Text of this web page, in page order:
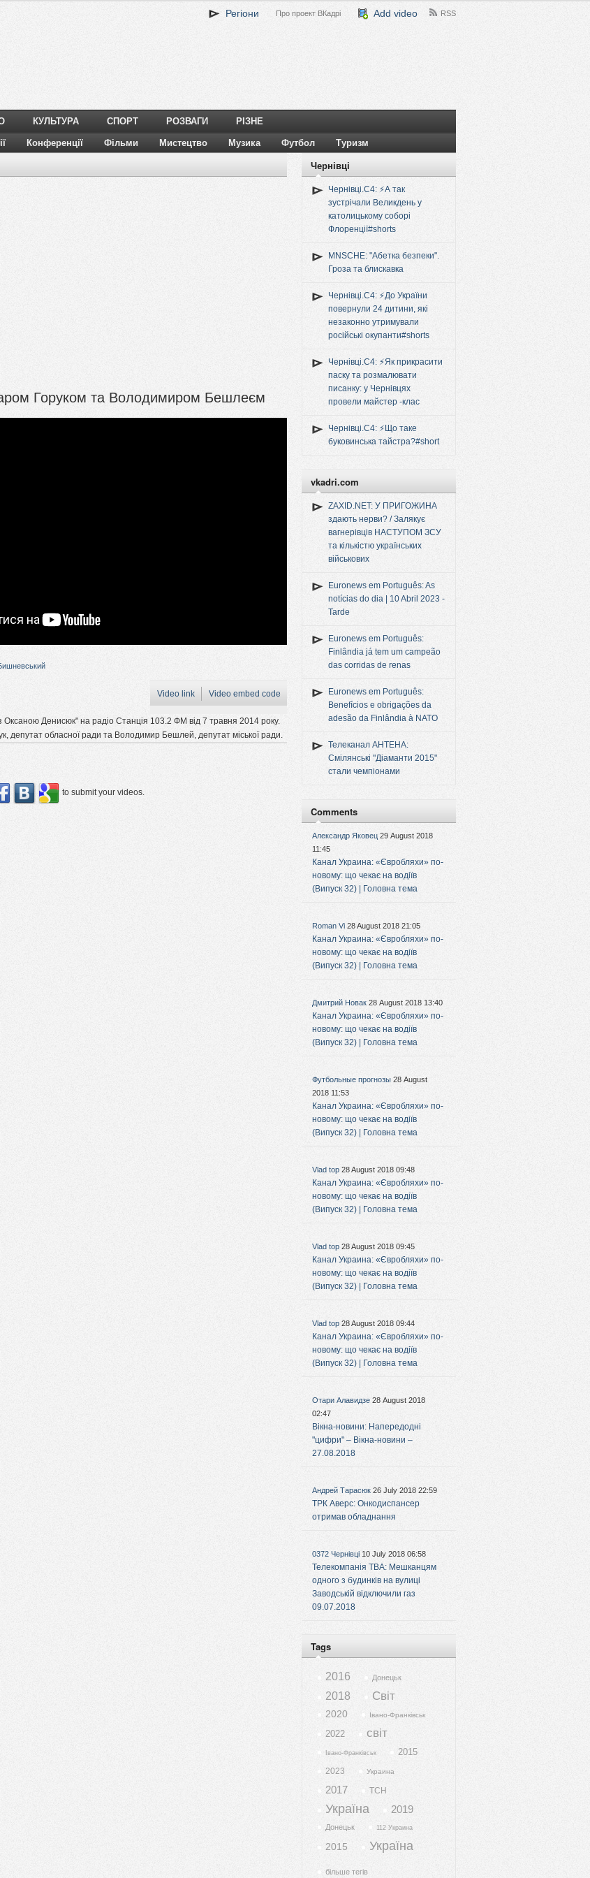
Регіони Про проект ВКадрі Add video RSS
КУЛЬТУРА СПОРТ РОЗВАГИ РІЗНЕ
Конференції Фільми Мистецтво Музика Футбол Туризм
Горуком та Володимиром Бешлеєм
Video link Video embed code
Оксаною Денисюк" на радіо Станція 103.2 ФМ від 7 травня 2014 року.
депутат обласної ради та Володимир Бешлей, депутат міської ради.
to submit your videos.
Чернівці
Чернівці.C4: ⚡️А так
зустрічали Великдень у
католицькому соборі
Флоренції#shorts
MNSCHE: "Абетка безпеки".
Гроза та блискавка
Чернівці.C4: ⚡️До України
повернули 24 дитини, які
незаконно утримували
російські окупанти#shorts
Чернівці.C4: ⚡️Як прикрасити
паску та розмалювати
писанку: у Чернівцях
провели майстер -клас
Чернівці.C4: ⚡️Що таке
буковинська тайстра?#short
vkadri.com
ZAXID.NET: У ПРИГОЖИНА
здають нерви? / Залякує
вагнерівців НАСТУПОМ ЗСУ
та кількістю українських
військових
Euronews em Português: As
notícias do dia | 10 Abril 2023 -
Tarde
Euronews em Português:
Finlândia já tem um campeão
das corridas de renas
Euronews em Português:
Benefícios e obrigações da
adesão da Finlândia à NATO
Телеканал АНТЕНА:
Смілянські "Діаманти 2015"
стали чемпіонами
Comments
Александр Яковец 29 August 2018
11:45
Канал Украина: «Євробляхи» по-
новому: що чекає на водіїв
(Випуск 32) | Головна тема
Roman Vi 28 August 2018 21:05
Канал Украина: «Євробляхи» по-
новому: що чекає на водіїв
(Випуск 32) | Головна тема
Дмитрий Новак 28 August 2018 13:40
Канал Украина: «Євробляхи» по-
новому: що чекає на водіїв
(Випуск 32) | Головна тема
Футбольные прогнозы 28 August
2018 11:53
Канал Украина: «Євробляхи» по-
новому: що чекає на водіїв
(Випуск 32) | Головна тема
Vlad top 28 August 2018 09:48
Канал Украина: «Євробляхи» по-
новому: що чекає на водіїв
(Випуск 32) | Головна тема
Vlad top 28 August 2018 09:45
Канал Украина: «Євробляхи» по-
новому: що чекає на водіїв
(Випуск 32) | Головна тема
Vlad top 28 August 2018 09:44
Канал Украина: «Євробляхи» по-
новому: що чекає на водіїв
(Випуск 32) | Головна тема
Отари Алавидзе 28 August 2018
02:47
Вікна-новини: Напередодні
"цифри" – Вікна-новини –
27.08.2018
Андрей Тарасюк 26 July 2018 22:59
ТРК Аверс: Онкодиспансер
отримав обладнання
0372 Чернівці 10 July 2018 06:58
Телекомпанія ТВА: Мешканцям
одного з будинків на вулиці
Заводській відключили газ
09.07.2018
Tags
2016 Донецьк
2018 Світ
2020 Івано-Франківськ
2022 світ
Івано-Франківськ 2015
2023 Украина
2017 ТСН
Україна 2019
Донецьк 112 Украина
2015 Україна
більше тегів